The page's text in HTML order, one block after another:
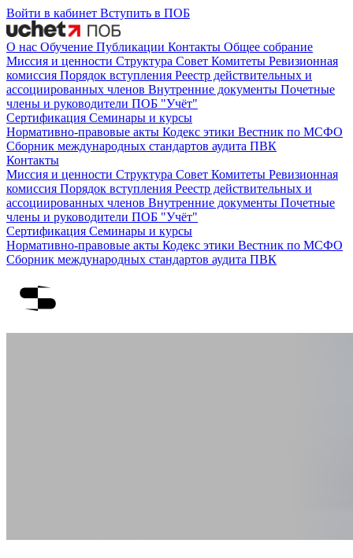
Войти в кабинет Вступить в ПОБ
О нас Обучение Публикации Контакты Общее собрание
Миссия и ценности Структура Совет Комитеты Ревизионная
комиссия Порядок вступления Реестр действительных и
ассоциированных членов Внутренние документы Почетные
члены и руководители ПОБ "Учёт"
Сертификация Семинары и курсы
Нормативно-правовые акты Кодекс этики Вестник по МСФО
Сборник международных стандартов аудита ПВК
Контакты
Миссия и ценности Структура Совет Комитеты Ревизионная
комиссия Порядок вступления Реестр действительных и
ассоциированных членов Внутренние документы Почетные
члены и руководители ПОБ "Учёт"
Сертификация Семинары и курсы
Нормативно-правовые акты Кодекс этики Вестник по МСФО
Сборник международных стандартов аудита ПВК